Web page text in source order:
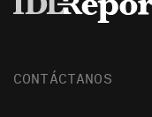
CONTÁCTANOS